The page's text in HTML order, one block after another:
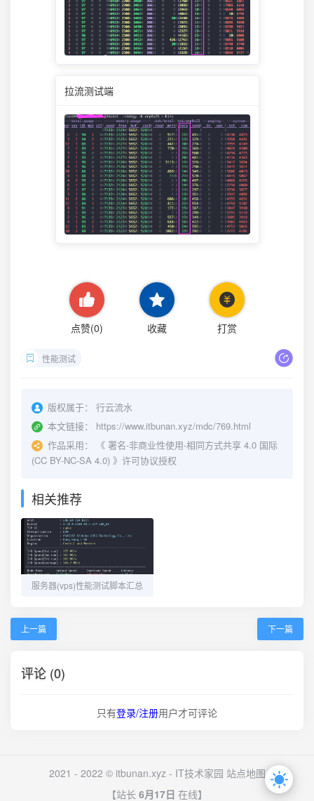
拉流测试端
点赞(0) 收藏 打赏
性能测试
版权属于：
行云流水
本文链接：
https://www.itbunan.xyz/mdc/769.html
作品采用：
《 署名-非商业性使用-相同方式共享 4.0 国际
(CC BY-NC-SA 4.0) 》许可协议授权
相关推荐
服务器(vps)性能测试脚本汇总
上一篇 下一篇
评论 (0)
只有登录/注册用户才可评论
2021 - 2022 © itbunan.xyz - IT技术家园 站点地图
【站长 6月17日 在线】